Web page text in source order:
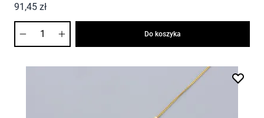
91,45 zł
Do koszyka